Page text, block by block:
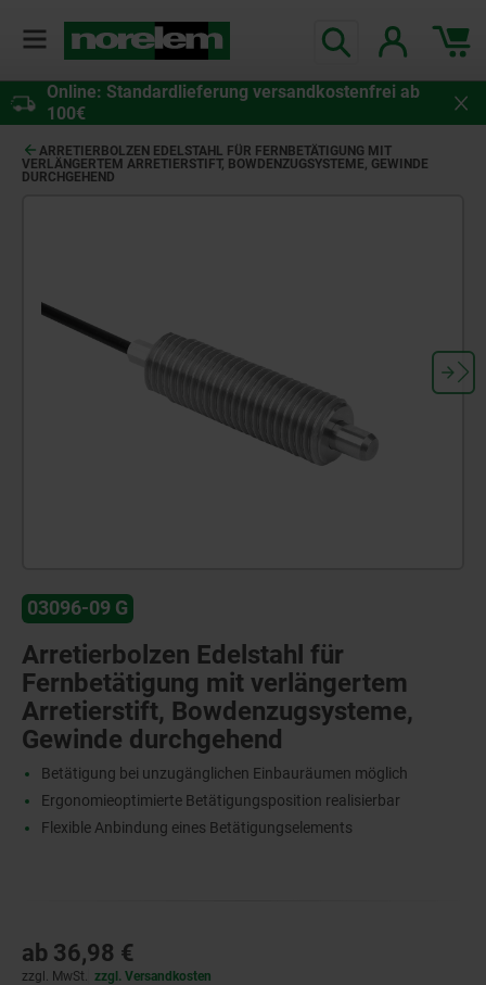
Online: Standardlieferung versandkostenfrei ab
100€
ARRETIERBOLZEN EDELSTAHL FÜR FERNBETÄTIGUNG MIT
VERLÄNGERTEM ARRETIERSTIFT, BOWDENZUGSYSTEME, GEWINDE
DURCHGEHEND
03096-09 G
Arretierbolzen Edelstahl für
Fernbetätigung mit verlängertem
Arretierstift, Bowdenzugsysteme,
Gewinde durchgehend
Betätigung bei unzugänglichen Einbauräumen möglich
Ergonomieoptimierte Betätigungsposition realisierbar
Flexible Anbindung eines Betätigungselements
ab 36,98 €
zzgl. MwSt. zzgl. Versandkosten